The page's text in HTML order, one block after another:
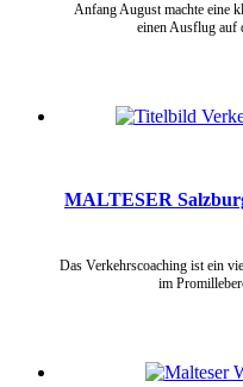
Anfang August machte eine
einen Ausflug auf
MALTESER
Das Verkehrscoaching ist ein
im